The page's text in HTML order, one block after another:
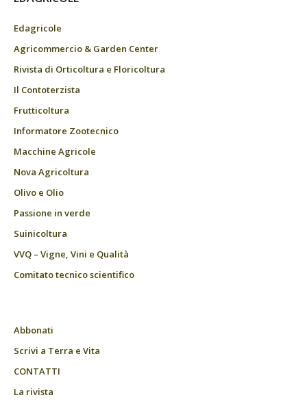
Edagricole
Agricommercio & Garden Center
Rivista di Orticoltura e Floricoltura
Il Contoterzista
Frutticoltura
Informatore Zootecnico
Macchine Agricole
Nova Agricoltura
Olivo e Olio
Passione in verde
Suinicoltura
VVQ – Vigne, Vini e Qualità
Comitato tecnico scientifico
Abbonati
Scrivi a Terra e Vita
CONTATTI
La rivista